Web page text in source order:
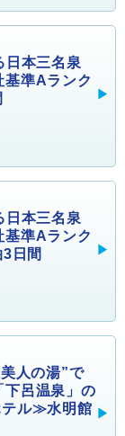
日本三名泉
基準Aランク
日本三名泉
基準Aランク
日間
人の湯”で
下呂温泉」の
ル≫水明館